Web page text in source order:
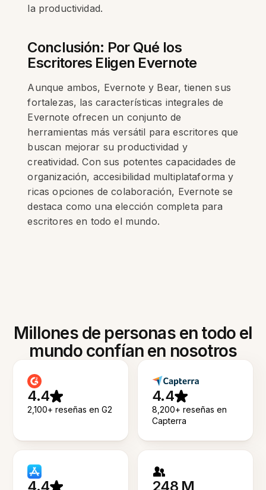
la productividad.
Conclusión: Por Qué los
Escritores Eligen Evernote
Aunque ambos, Evernote y Bear, tienen sus
fortalezas, las características integrales de
Evernote ofrecen un conjunto de
herramientas más versátil para escritores que
buscan mejorar su productividad y
creatividad. Con sus potentes capacidades de
organización, accesibilidad multiplataforma y
ricas opciones de colaboración, Evernote se
destaca como una elección completa para
escritores en todo el mundo.
Millones de personas en todo el
mundo confían en nosotros
4.4
2,100+ reseñas en G2
4.4
8,200+ reseñas en
Capterra
4.4 248 M